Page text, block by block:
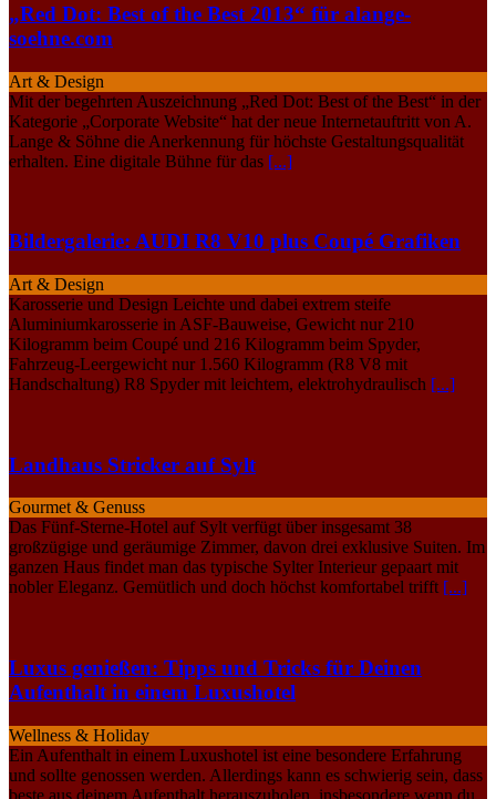
„Red Dot: Best of the Best 2013“ für alange-
soehne.com
Art & Design
Mit der begehrten Auszeichnung „Red Dot: Best of the Best“ in der
Kate­gorie „Corporate Website“ hat der neue Internetauftritt von A.
Lange & Söhne die Anerkennung für höchste Gestaltungsqualität
erhalten. Eine digitale Bühne für das [...]
Bildergalerie: AUDI R8 V10 plus Coupé Grafiken
Art & Design
Karosserie und Design Leichte und dabei extrem steife
Aluminiumkarosserie in ASF-Bauweise, Gewicht nur 210
Kilogramm beim Coupé und 216 Kilogramm beim Spyder,
Fahrzeug-Leergewicht nur 1.560 Kilogramm (R8 V8 mit
Handschaltung) R8 Spyder mit leichtem, elektrohydraulisch [...]
Landhaus Stricker auf Sylt
Gourmet & Genuss
Das Fünf-Sterne-Hotel auf Sylt verfügt über insgesamt 38
großzügige und geräumige Zimmer, davon drei exklusive Suiten. Im
ganzen Haus findet man das typische Sylter Interieur gepaart mit
nobler Eleganz. Gemütlich und doch höchst komfortabel trifft [...]
Luxus genießen: Tipps und Tricks für Deinen
Aufenthalt in einem Luxushotel
Wellness & Holiday
Ein Aufenthalt in einem Luxushotel ist eine besondere Erfahrung
und sollte genossen werden. Allerdings kann es schwierig sein, dass
beste aus deinem Aufenthalt herauszuholen, insbesondere wenn du